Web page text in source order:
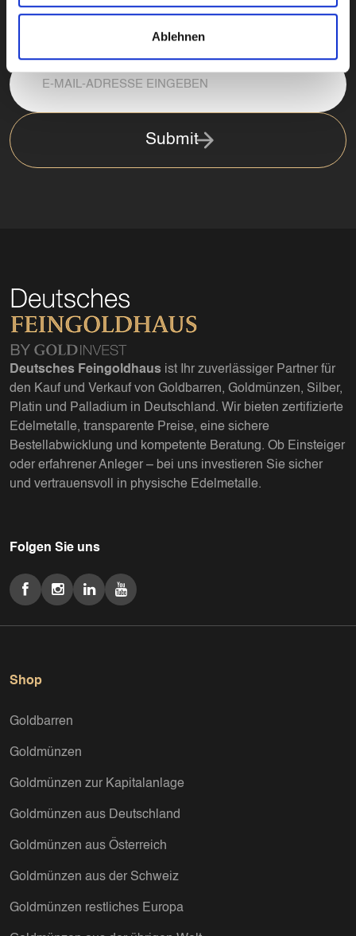
Ablehnen
Submit
Deutsches Feingoldhaus ist Ihr zuverlässiger Partner für
den Kauf und Verkauf von Goldbarren, Goldmünzen, Silber,
Platin und Palladium in Deutschland. Wir bieten zertifizierte
Edelmetalle, transparente Preise, eine sichere
Bestellabwicklung und kompetente Beratung. Ob Einsteiger
oder erfahrener Anleger – bei uns investieren Sie sicher
und vertrauensvoll in physische Edelmetalle.
Folgen Sie uns
Shop
Goldbarren
Goldmünzen
Goldmünzen zur Kapitalanlage
Goldmünzen aus Deutschland
Goldmünzen aus Österreich
Goldmünzen aus der Schweiz
Goldmünzen restliches Europa